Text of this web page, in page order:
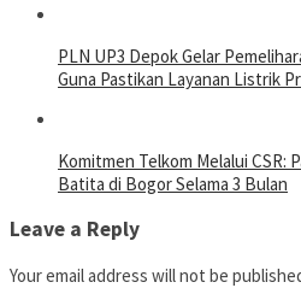
PLN UP3 Depok Gelar
Guna Pastikan Layanan Listrik
Komitmen Telkom Melalui CSR:
Batita di Bogor Selama 3 Bulan
Leave a Reply
Your email address will not be